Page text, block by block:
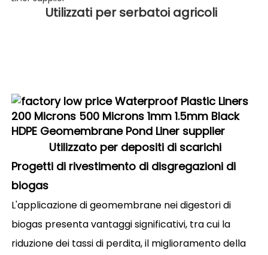
Utilizzati per serbatoi agricoli
Utilizzato per depositi di scarichi
Progetti di rivestimento di disgregazioni di
biogas
L'applicazione di geomembrane nei digestori di
biogas presenta vantaggi significativi, tra cui la
riduzione dei tassi di perdita, il miglioramento della